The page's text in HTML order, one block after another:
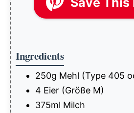
Ingredients
250g Mehl (Type 405
4 Eier (Größe M)
375ml Milch